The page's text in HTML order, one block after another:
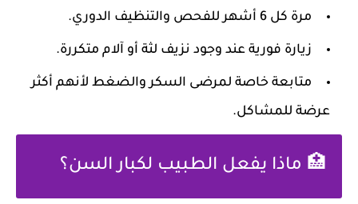
مرة كل 6 أشهر للفحص والتنظيف الدوري.
زيارة فورية عند وجود نزيف لثة أو آلام متكررة.
متابعة خاصة لمرضى السكر والضغط لأنهم أكثر
عرضة للمشاكل.
🏥 ماذا يفعل الطبيب لكبار السن؟